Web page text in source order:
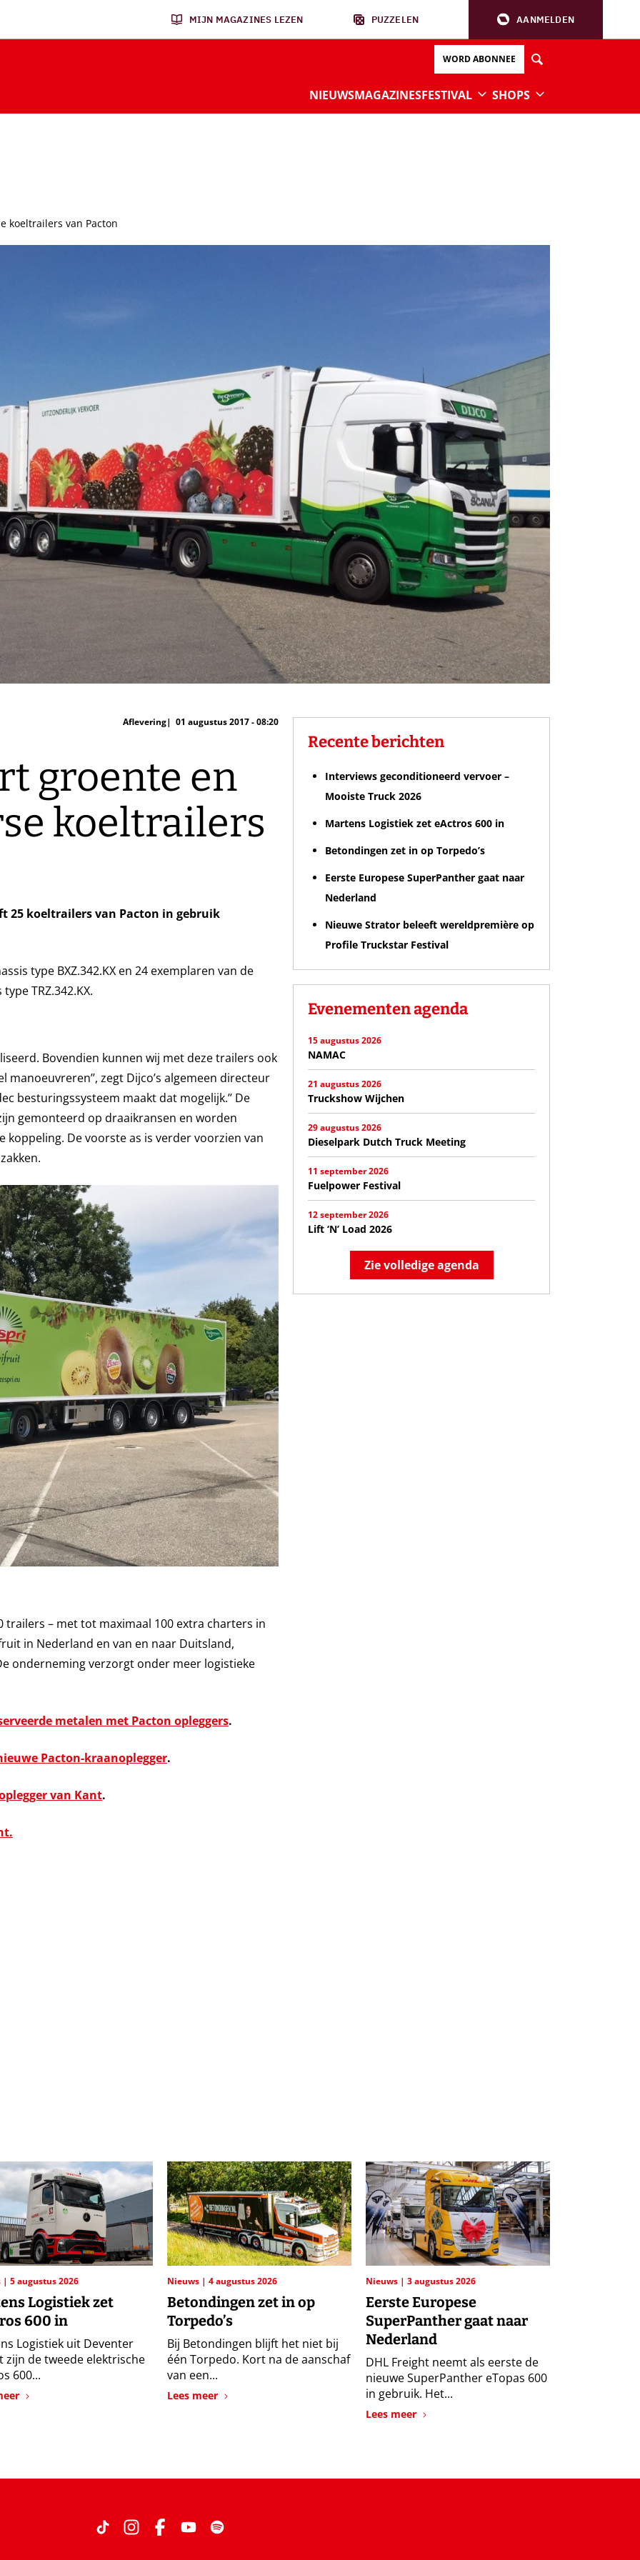
MIJN MAGAZINES LEZEN PUZZELEN AANMELDEN
WORD ABONNEE
NIEUWSMAGAZINESFESTIVAL SHOPS
koeltrailers van Pacton
Aflevering 01 augustus 2017 - 08:20
groente en
koeltrailers
25 koeltrailers van Pacton in gebruik
type BXZ.342.KX en 24 exemplaren van de
TRZ.342.KX.
Bovendien kunnen wij met deze trailers ook
zegt Dijco’s algemeen directeur
besturingssysteem maakt dat mogelijk.’’ De
gemonteerd op draaikransen en worden
De voorste as is verder voorzien van
trailers – met tot maximaal 100 extra charters in
in Nederland en van en naar Duitsland,
onderneming verzorgt onder meer logistieke
metalen met Pacton opleggers.
Pacton-kraanoplegger.
van Kant.
Recente berichten
Interviews geconditioneerd vervoer –
Mooiste Truck 2026
Martens Logistiek zet eActros 600 in
Betondingen zet in op Torpedo’s
Eerste Europese SuperPanther gaat naar
Nederland
Nieuwe Strator beleeft wereldpremière op
Profile Truckstar Festival
Evenementen agenda
15 augustus 2026
NAMAC
21 augustus 2026
Truckshow Wijchen
29 augustus 2026
Dieselpark Dutch Truck Meeting
11 september 2026
Fuelpower Festival
12 september 2026
Lift ‘N’ Load 2026
Zie volledige agenda
5 augustus 2026
Logistiek zet
600 in
Logistiek uit Deventer
zijn de tweede elektrische
600...
Nieuws 4 augustus 2026
Betondingen zet in op
Torpedo’s
Bij Betondingen blijft het niet bij
één Torpedo. Kort na de aanschaf
van een...
Lees meer
Nieuws 3 augustus 2026
Eerste Europese
SuperPanther gaat naar
Nederland
DHL Freight neemt als eerste de
nieuwe SuperPanther eTopas 600
in gebruik. Het...
Lees meer